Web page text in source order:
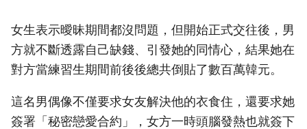
女生表示曖昧期間都沒問題，但開始正式交往後，男
方就不斷透露自己缺錢、引發她的同情心，結果她在
對方當練習生期間前後後總共倒貼了數百萬韓元。
這名男偶像不僅要求女友解決他的衣食住，還要求她
簽署「秘密戀愛合約」，女方一時頭腦發熱也就簽下